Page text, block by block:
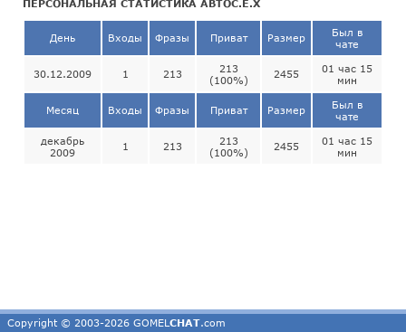
ПЕРСОНАЛЬНАЯ СТАТИСТИКА АВТОС.Е.Х
День Входы Фразы Приват Размер
Был в
чате
30.12.2009 1 213
213
(100%)
2455
01 час 15
мин
Месяц Входы Фразы Приват Размер
Был в
чате
декабрь
2009
1 213
213
(100%)
2455
01 час 15
мин
Copyright © 2003-2026 GOMEL CHAT.com